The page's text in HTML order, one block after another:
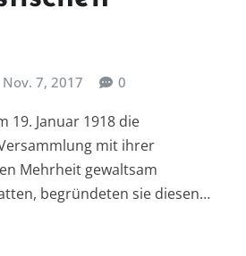
Nov. 7, 2017 0
19. Januar 1918 die
mit ihrer
Mehrheit gewaltsam
begründeten sie diesen…